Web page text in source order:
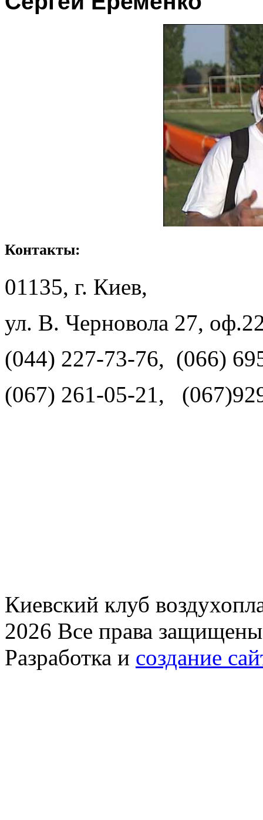
Контакты:
01135, г. Киев,
ул. В. Черновола 27,
(044) 227-73-76, (066)
(067) 261-05-21,
Киевский клуб
2026 Все права защищены
Разработка и создание